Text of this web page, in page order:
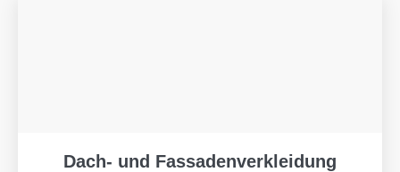
Dach- und Fassadenverkleidung